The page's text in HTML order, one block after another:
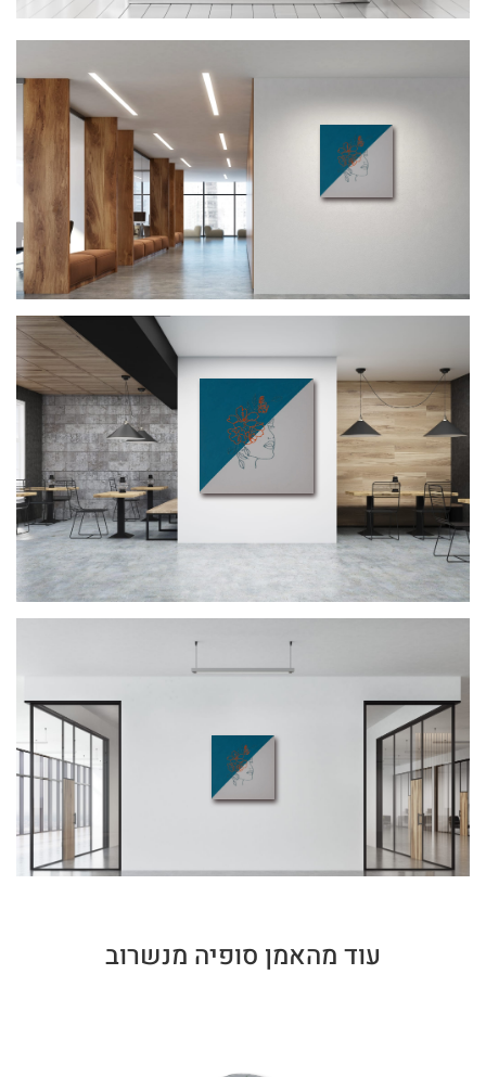
עוד מהאמן סופיה מנשרוב